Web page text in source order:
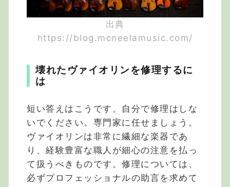
出典
https://blog.mcneelamusic.com/
壊れたヴァイオリンを修理するに
は
短い答えはこうです。自分で修理はしな
いでください。専門家に任せましょう。
ヴァイオリンは非常に繊細な楽器であ
り、経験豊富な職人が細心の注意を払っ
て扱うべきものです。修理については、
必ずプロフェッショナルの助言を求めて